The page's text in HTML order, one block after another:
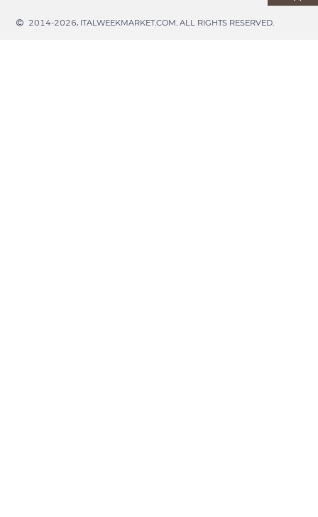
2014-2026, ITALWEEKMARKET.COM. ALL RIGHTS RESERVED.